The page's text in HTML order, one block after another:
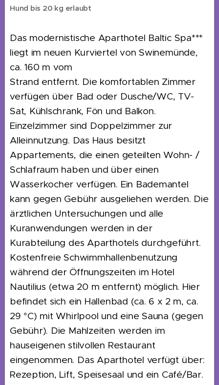
Hund bis 20 kg erlaubt
Das modernistische Aparthotel Baltic Spa***
liegt im neuen Kurviertel von Swinemünde,
ca. 160 m vom
Strand entfernt. Die komfortablen Zimmer
verfügen über Bad oder Dusche/WC, TV-
Sat, Kühlschrank, Fön und Balkon.
Einzelzimmer sind Doppelzimmer zur
Alleinnutzung. Das Haus besitzt
Appartements, die einen geteilten Wohn- /
Schlafraum haben und über einen
Wasserkocher verfügen. Ein Bademantel
kann gegen Gebühr ausgeliehen werden. Die
ärztlichen Untersuchungen und alle
Kuranwendungen werden in der
Kurabteilung des Aparthotels durchgeführt.
Kostenfreie Schwimmhallenbenutzung
während der Öffnungszeiten im Hotel
Nautilius (etwa 20 m entfernt) möglich. Hier
befindet sich ein Hallenbad (ca. 6 x 2 m, ca.
29 °C) mit Whirlpool und eine Sauna (gegen
Gebühr). Die Mahlzeiten werden im
hauseigenen stilvollen Restaurant
eingenommen. Das Aparthotel verfügt über:
Rezeption, Lift, Speisesaal und ein Café/Bar.